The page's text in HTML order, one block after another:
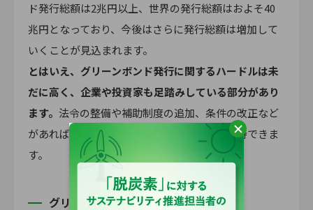
ド発行総額は2兆円以上、世界の発行総額はおよそ40
兆円となっており、今後はさらに発行総額は増加して
いくことが見込まれます。
とはいえ、グリーンボンド発行に関するハードルは未
だに高く、企業や投資家も足踏みしている部分があり
ます。 法令の整備や補助制度の追加、条件の改正など
があれば、さらにグリーンボンドの普及が期待できま
す。
グリーンボンドの国内発行事例